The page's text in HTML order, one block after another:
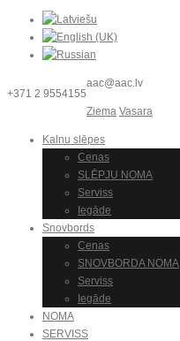
+371 2 9554155
aac@aac.lv
Ziema Vasara
Kalnu slēpes
Cenas
SLĒPJU NOMA
Serviss
Iegāde
Snovbords
Cenas
SNOVBORDA NOMA
Serviss
Iegāde
NOMA
SERVISS